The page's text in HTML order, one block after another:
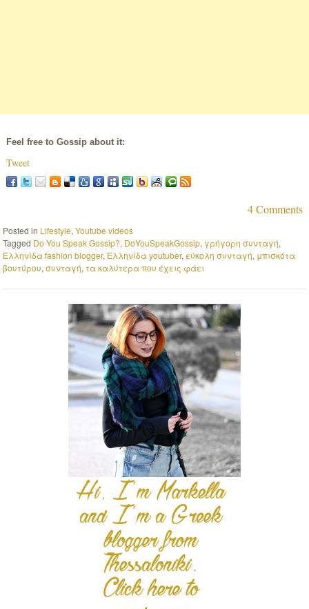
Feel free to Gossip about it:
Tweet
4 Comments
Posted in Lifestyle,Youtube videos
Tagged Do You Speak Gossip?, DoYouSpeakGossip, γρήγορη συνταγή,
Ελληνίδα fashion blogger, Ελληνίδα youtuber, εύκολη συνταγή, μπισκότα
βουτύρου,συνταγή,τα καλύτερα που έχεις φάει